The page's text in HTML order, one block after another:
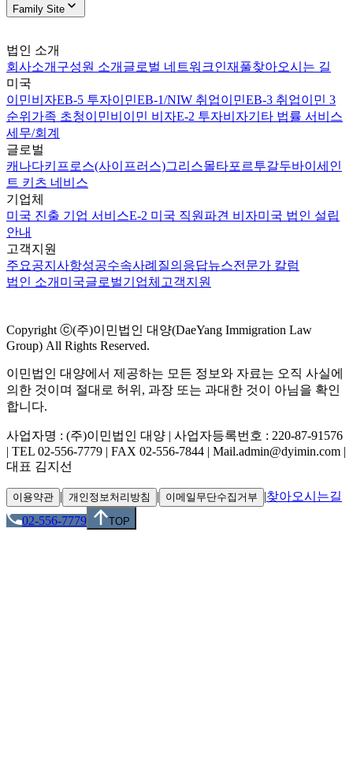
Family Site
법인 소개
회사소개 구성원 소개 글로벌 네트워크인재풀찾아오시는 길
미국
이민비자EB-5 투자이민EB-1/NIW 취업이민EB-3 취업이민 3
순위 가족 초청이민비이민 비자E-2 투자비자기타 법률 서비스
세무/회계
글로벌
캐나다키프로스(사이프러스)그리스몰타포르투갈두바이 세인
트 키츠 네비스
기업체
미국 진출 기업 서비스E-2 미국 직원파견 비자미국 법인 설립
안내
고객지원
주요공지사항성공수속사례 질의응답뉴스전문가 칼럼
법인 소개 미국글로벌기업체 고객지원
Copyright ⓒ(주)이민법인 대양(DaeYang Immigration Law
Group) All Rights Reserved.
이민법인 대양에서 제공하는 모든 정보와 자료는 오직 사실에
의한 것이며 절대로 허위, 과장 또는 과대한 것이 아님을 확인
합니다.
사업자명 : (주)이민법인 대양 | 사업자등록번호 : 220-87-91576
| TEL 02-556-7779 | FAX 02-556-7844 | Mail.admin@dyimin.com |
대표 김지선
이용약관 | 개인정보처리방침 | 이메일무단수집거부 |찾아오시는길
02-556-7779
TOP